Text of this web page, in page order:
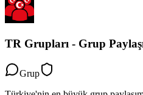
TR Grupları - Grup
Grup